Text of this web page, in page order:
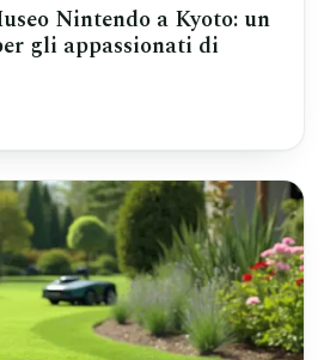
Nintendo a Kyoto: un
gli appassionati di